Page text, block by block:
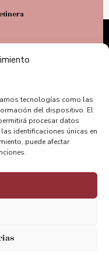
tecnologías como las
del dispositivo. El
procesar datos
identificaciones únicas en
puede afectar
de la web
edo kontsultarako,
eskatzen dizugu.